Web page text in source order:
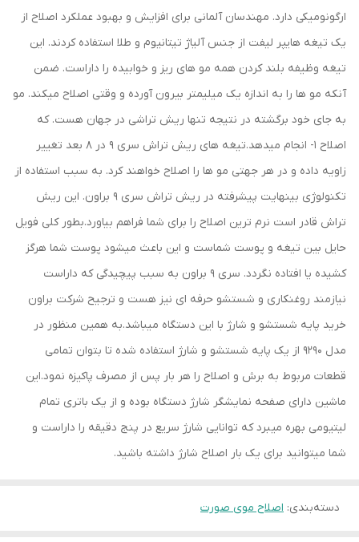
ارگونومیکی دارد. مهندسان آلمانی برای افزایش و بهبود عملکرد اصلاح از
یک تیغه هایپر لیفت از جنس آلیاژ تیتانیوم و طلا استفاده کردند. این
تیغه وظیفه بلند کردن همه مو های ریز و خوابیده را داراست. ضمن
آنکه مو ها را به اندازه یک میلیمتر بیرون آورده و وقتی اصلاح میکند. مو
به جای خود برگشته در نتیجه تنها ریش تراشی در جهان هست. که
اصلاح 1- انجام میدهد.تیغه های ریش تراش سری 9 در 8 بعد تغییر
زاویه داده و در هر جهتی مو ها را اصلاح خواهند کرد. به سبب استفاده از
تکنولوژی بینهایت پیشرفته در ریش تراش سری 9 براون. این ریش
تراش قادر است نرم ترین اصلاح را برای شما فراهم بیاورد.بطور کلی فویل
حایل بین تیغه و پوست شماست و این باعث میشود پوست شما هرگز
کشیده یا افتاده نگردد. سری 9 براون به سبب پیچیدگی که داراست
نیازمند روغنکاری و شستشو حرفه ای نیز هست و ترجیح شرکت براون
خرید پایه شستشو و شارژ با این دستگاه میباشد.به همین منظور در
مدل 9290 از یک پایه شستشو و شارژ استفاده شده تا بتوان تمامی
قطعات مربوط به برش و اصلاح را هر بار پس از مصرف پاکیزه نمود.این
ماشین دارای صفحه نمایشگر شارژ دستگاه بوده و از یک باتری تمام
لیتیومی بهره میبرد که توانایی شارژ سریع در پنج دقیقه را داراست و
شما میتوانید برای یک بار اصلاح شارژ داشته باشید.
دسته‌بندی: اصلاح موی صورت